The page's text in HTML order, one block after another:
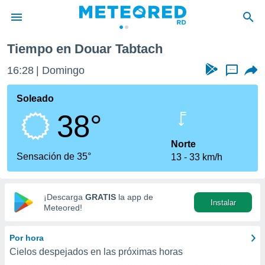
de
ha sido
calidad.
a este
las
y
digital
basada
Tiempo en Douar Tabtach
16:28 Domingo ...
Soleado
38°
Sensación de 35°
Norte
13
33 km/h
¡Descarga GRATIS la app de
Meteored!
Instalar
Por hora
Cielos despejados en las próximas horas